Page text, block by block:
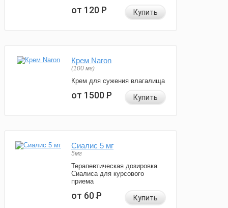
от 120Р Купить
Крем Naron
(100 мг)
Крем для сужения влагалища
от 1500Р Купить
Сиалис 5 мг
5мг
Терапевтическая дозировка
Сиалиса для курсового
приема
от 60Р Купить